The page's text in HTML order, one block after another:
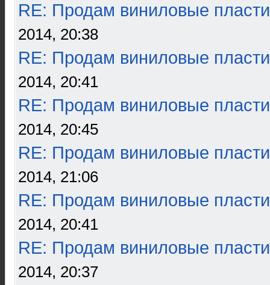
RE: Продам виниловые
2014, 20:38
RE: Продам виниловые
2014, 20:41
RE: Продам виниловые
2014, 20:45
RE: Продам виниловые
2014, 21:06
RE: Продам виниловые
2014, 20:41
RE: Продам виниловые
2014, 20:37